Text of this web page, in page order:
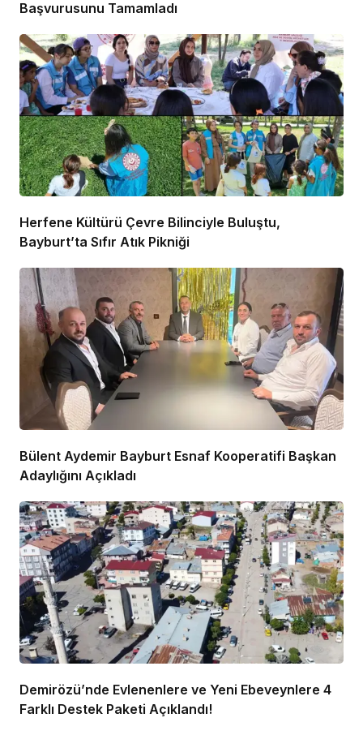
Başvurusunu Tamamladı
Herfene Kültürü Çevre Bilinciyle Buluştu,
Bayburt’ta Sıfır Atık Pikniği
Bülent Aydemir Bayburt Esnaf Kooperatifi Başkan
Adaylığını Açıkladı
Demirözü’nde Evlenenlere ve Yeni Ebeveynlere 4
Farklı Destek Paketi Açıklandı!